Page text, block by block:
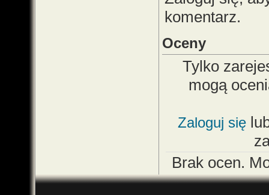
komentarz.
Oceny
Tylko
mogą
Zaloguj się
Brak ocen.